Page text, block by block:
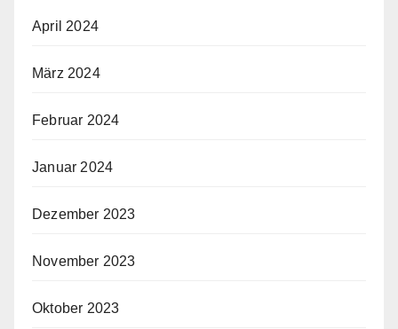
April 2024
März 2024
Februar 2024
Januar 2024
Dezember 2023
November 2023
Oktober 2023